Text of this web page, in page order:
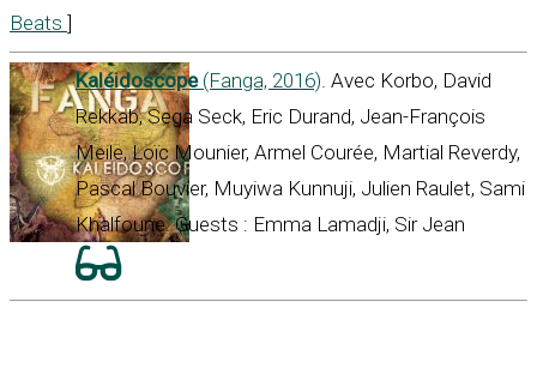
Beats ]
Kaléidoscope(Fanga, 2016). Avec Korbo, David
Rekkab, Sega Seck, Eric Durand, Jean-François
Meile, Loïc Mounier, Armel Courée, Martial Reverdy,
Pascal Bouvier, Muyiwa Kunnuji, Julien Raulet, Sami
Khalfoune. Guests : Emma Lamadji, Sir Jean